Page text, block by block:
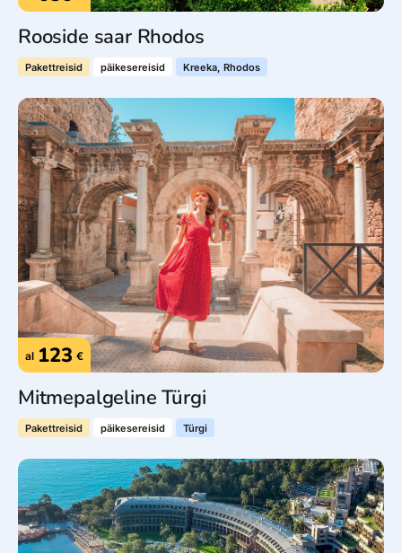
Rooside saar Rhodos
Pakettreisid päikesereisid Kreeka, Rhodos
al 123 €
Mitmepalgeline Türgi
Pakettreisid päikesereisid Türgi